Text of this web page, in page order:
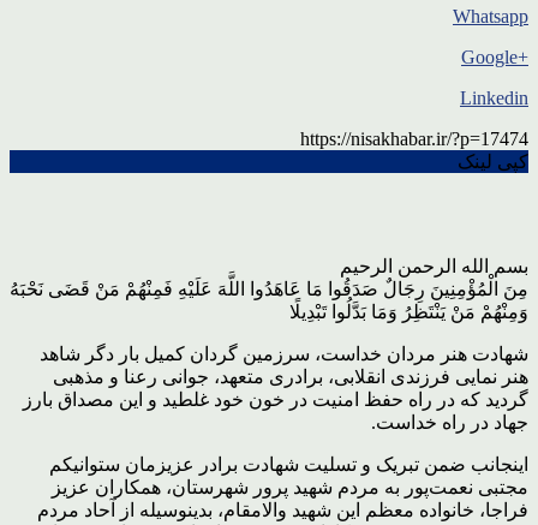
Whatsapp
+Google
Linkedin
https://nisakhabar.ir/?p=17474
کپی لینک
بسم الله الرحمن الرحیم
مِنَ الْمُؤْمِنِینَ رِجَالٌ صَدَقُوا مَا عَاهَدُوا اللَّهَ عَلَیْهِ فَمِنْهُمْ مَنْ قَضَى نَحْبَهُ
وَمِنْهُمْ مَنْ یَنْتَظِرُ وَمَا بَدَّلُوا تَبْدِیلًا
شهادت هنر مردان خداست، سرزمین گردان کمیل بار دگر شاهد
هنر نمایی فرزندی انقلابی، برادری متعهد، جوانی رعنا و مذهبی
گردید که در راه حفظ امنیت در خون خود غلطید و این مصداق بارز
جهاد در راه خداست.
اینجانب ضمن تبریک و تسلیت شهادت برادر عزیزمان ستوانیکم
مجتبی نعمت‌پور به مردم شهید پرور شهرستان، همکاران عزیز
فراجا، خانواده‌ معظم این شهید والامقام، بدینوسیله از آحاد مردم